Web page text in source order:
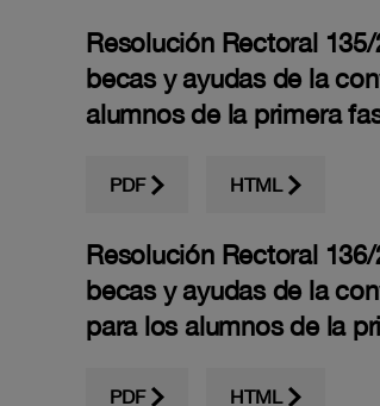
Resolución Rectoral
becas y ayudas de la
alumnos de la primera
PDF HTML
Resolución Rectoral
becas y ayudas de la
para los alumnos de la
PDF HTML